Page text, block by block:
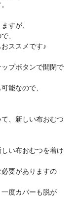
すが、
、
ススメです♪
プボタンで開閉で
能なので、
、新しい布おむつ
い布おむつを着け
要がありますの
度カバーも脱が